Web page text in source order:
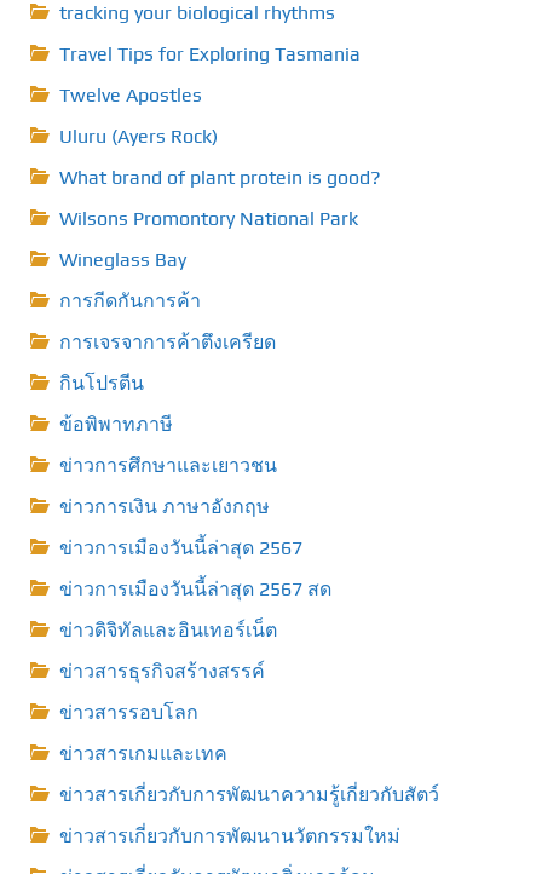
tracking your biological rhythms
Travel Tips for Exploring Tasmania
Twelve Apostles
Uluru (Ayers Rock)
What brand of plant protein is good?
Wilsons Promontory National Park
Wineglass Bay
การกีดกันการค้า
การเจรจาการค้าตึงเครียด
กินโปรตีน
ข้อพิพาทภาษี
ข่าวการศึกษาและเยาวชน
ข่าวการเงิน ภาษาอังกฤษ
ข่าวการเมืองวันนี้ล่าสุด 2567
ข่าวการเมืองวันนี้ล่าสุด 2567 สด
ข่าวดิจิทัลและอินเทอร์เน็ต
ข่าวสารธุรกิจสร้างสรรค์
ข่าวสารรอบโลก
ข่าวสารเกมและเทค
ข่าวสารเกี่ยวกับการพัฒนาความรู้เกี่ยวกับสัตว์
ข่าวสารเกี่ยวกับการพัฒนานวัตกรรมใหม่